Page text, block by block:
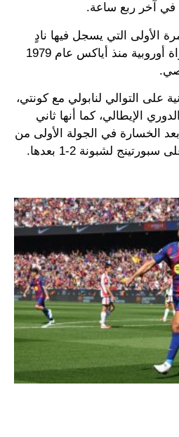
الأولى التي يسجل فيها نادٍ
هولندي 6 أهداف في مباراة أوروبية منذ أياكس عام 1979
على التوالي لنابولي مع كونتي،
الإيطالي، كما أنها ثاني
الخسارة في الجولة الأولى من
لشبونة 2-1 بعدها.